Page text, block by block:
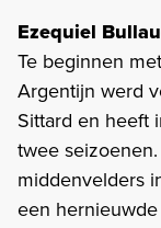
Ezequiel
Te beginnen
Argentijn werd
Sittard en heeft
twee
middenvelders
een